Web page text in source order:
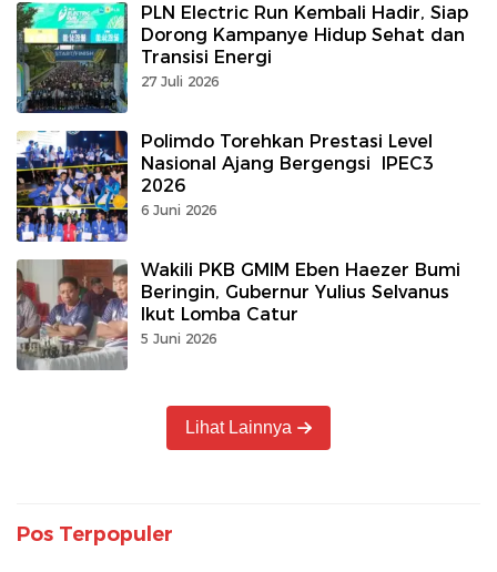
PLN Electric Run Kembali Hadir, Siap
Dorong Kampanye Hidup Sehat dan
Transisi Energi
27 Juli 2026
Polimdo Torehkan Prestasi Level
Nasional Ajang Bergengsi IPEC3
2026
6 Juni 2026
Wakili PKB GMIM Eben Haezer Bumi
Beringin, Gubernur Yulius Selvanus
Ikut Lomba Catur
5 Juni 2026
Lihat Lainnya
Pos Terpopuler